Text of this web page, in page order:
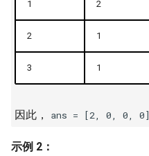
20. 表示数值的字符串
21. 调整数组顺序使奇数位于
符串
17. 含有所有字符的最短字符
串
18. 有效的回文
19. 最多删除一个字符得到回
3.2. 栈的最小值
3.3. 堆盘子
3.4. 化栈为队
1 2
2 1
3 1
因此， ans = [2, 0, 0, 0]
示例 2：